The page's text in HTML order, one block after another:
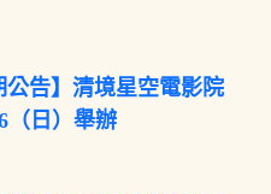
公告】清境星空電影院
（日）舉辦